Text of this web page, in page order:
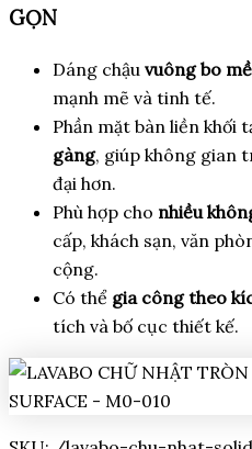
GỌN
Dáng chậu vuông bo
mạnh mẽ và tinh tế.
Phần mặt bàn liền khối
gàng, giúp không gian
đại hơn.
Phù hợp cho nhiều
cấp, khách sạn, văn
cộng.
Có thể gia công theo
tích và bố cục thiết kế.